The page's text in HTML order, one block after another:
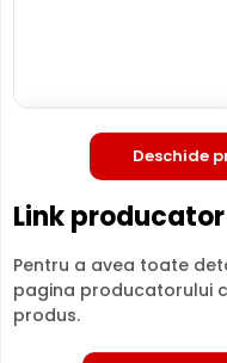
LENTILA FIXA
Camera HIKVISION DS-
lentila ce ofera un unghi
reglat in momentul
supravegherea
Deschide
Link producator
Pentru a avea toate
pagina producatorului
produs.